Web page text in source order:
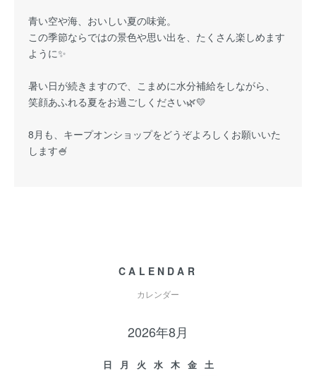
青い空や海、おいしい夏の味覚。
この季節ならではの景色や思い出を、たくさん楽しめます
ように✨
暑い日が続きますので、こまめに水分補給をしながら、
笑顔あふれる夏をお過ごしください🌿💛
8月も、キープオンショップをどうぞよろしくお願いいた
します🍧
CALENDAR
カレンダー
2026年8月
日 月 火 水 木 金
土